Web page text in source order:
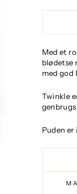
Med et
blødetse
med god
Twinkle
Puden